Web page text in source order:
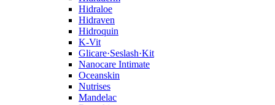
Hidraloe
Hidraven
Hidroquin
K-Vit
Glicare·Seslash·Kit
Nanocare Intimate
Oceanskin
Nutrises
Mandelac